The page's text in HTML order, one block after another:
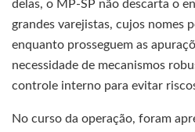
delas, o MP-SP não descarta o
grandes varejistas, cujos nomes
enquanto prosseguem as
necessidade de mecanismos
controle interno para evitar
No curso da operação, foram